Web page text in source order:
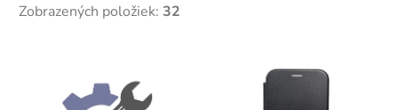
Zobrazených položiek: 32